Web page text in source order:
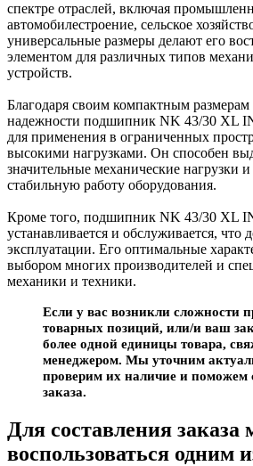
спектре отраслей, включая
автомобилестроение, сельское
универсальные размеры делают его
элементом для различных типов
устройств.
Благодаря своим компактным
надежности подшипник NK 43/30 XL
для применения в ограниченных
высокими нагрузками. Он способен
значительные механические нагрузки и
стабильную работу оборудования.
Кроме того, подшипник NK 43/30 XL
устанавливается и обслуживается, что
эксплуатации. Его оптимальные
выбором многих производителей и
механики и техники.
Если у вас возникли сложности
товарных позиций, или/и ваш
более одной единицы товара,
менеджером. Мы уточним
проверим их наличие и поможем
заказа.
Для составления заказа
воспользоваться одним